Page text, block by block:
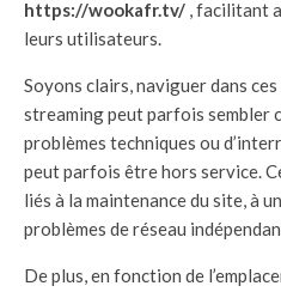
https://wookafr.tv/ , facilitant
leurs utilisateurs.
Soyons clairs, naviguer dans
streaming peut parfois sembler
problèmes techniques ou
peut parfois être hors service.
liés à la maintenance du site, à
problèmes de réseau
De plus, en fonction de